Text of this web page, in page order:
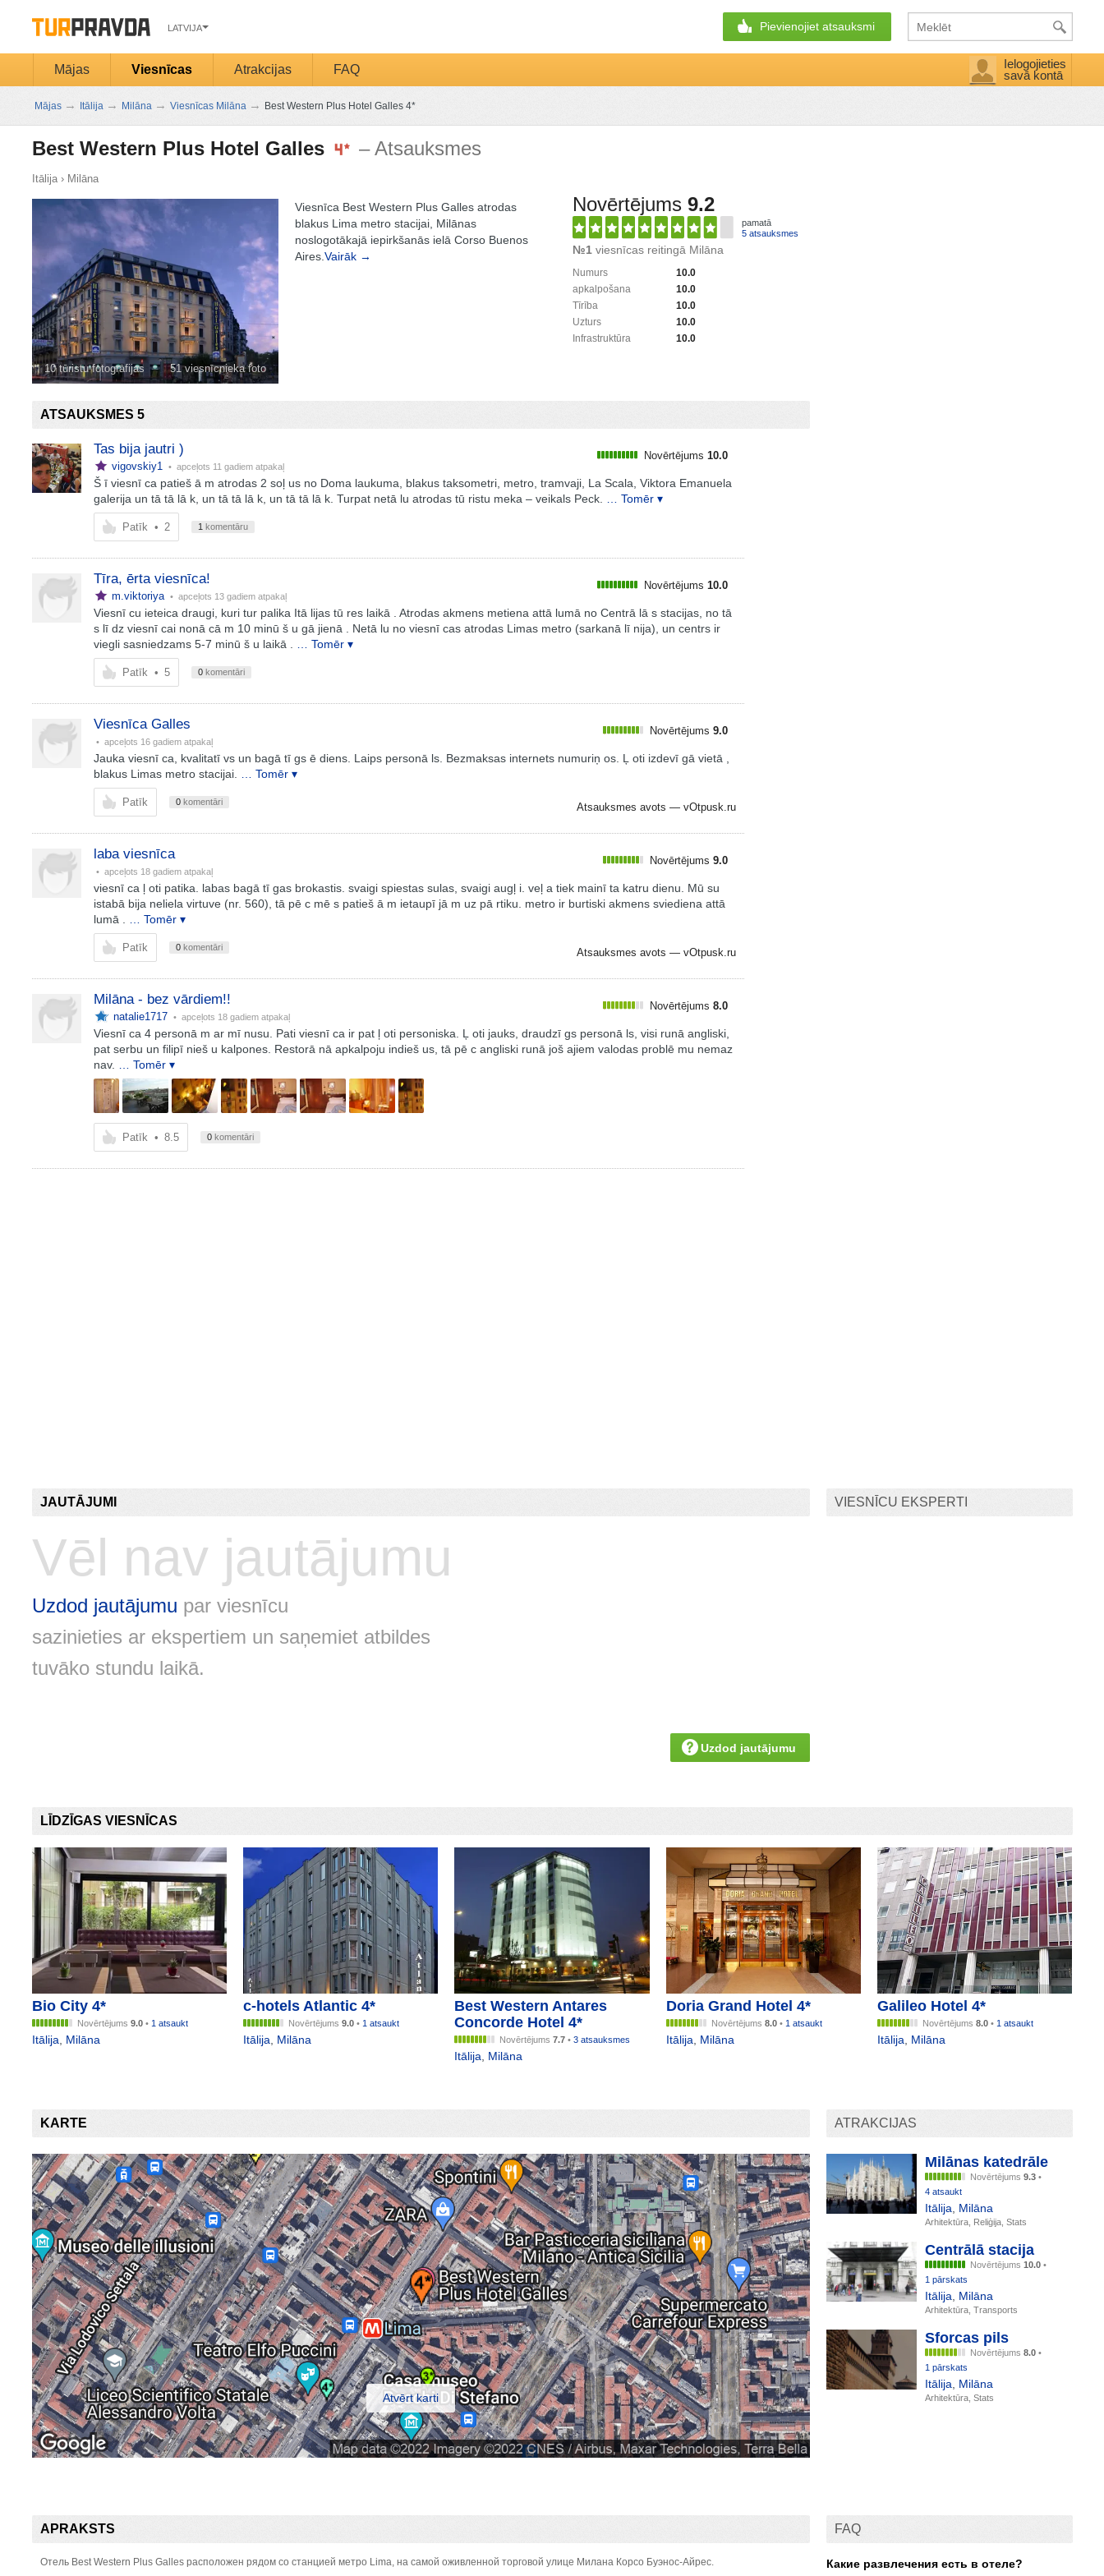
LATVIJA Pievienojiet atsauksmi
Mājas Viesnīcas Atrakcijas FAQ
Ielogojieties
savā kontā
Mājas → Itālija → Milāna → Viesnīcas Milāna → Best Western Plus Hotel Galles 4*
Best Western Plus Hotel Galles – Atsauksmes
Itālija› Milāna
10 tūristu fotogrāfijas 51 viesnīcnieka foto
Novērtējums 9.2
pamatā
5 atsauksmes
№1 viesnīcas reitingā Milāna
10.0
Numurs
10.0
apkalpošana
10.0
Tīrība
10.0
Uzturs
10.0
Infrastruktūra
Viesnīca Best Western Plus Galles atrodas
blakus Lima metro stacijai, Milānas
noslogotākajā iepirkšanās ielā Corso Buenos
Aires. Vairāk →
ATSAUKSMES 5
Tas bija jautri )
vigovskiy1 • apceļots 11 gadiem atpakaļ
Novērtējums 10.0
Š ī viesnī ca patieš ā m atrodas 2 soļ us no Doma laukuma, blakus taksometri, metro, tramvaji, La Scala, Viktora Emanuela
galerija un tā tā lā k, un tā tā lā k, un tā tā lā k. Turpat netā lu atrodas tū ristu meka – veikals Peck.
… Tomēr ▾
Patīk • 2 1 komentāru
Tīra, ērta viesnīca!
m.viktoriya • apceļots 13 gadiem atpakaļ
Novērtējums 10.0
Viesnī cu ieteica draugi, kuri tur palika Itā lijas tū res laikā . Atrodas akmens metiena attā lumā no Centrā lā s stacijas, no tā
s lī dz viesnī cai nonā cā m 10 minū š u gā jienā . Netā lu no viesnī cas atrodas Limas metro (sarkanā lī nija), un centrs ir
viegli sasniedzams 5-7 minū š u laikā .
… Tomēr ▾
Patīk • 5 0komentāri
Viesnīca Galles
• apceļots 16 gadiem atpakaļ
Novērtējums 9.0
Jauka viesnī ca, kvalitatī vs un bagā tī gs ē diens. Laips personā ls. Bezmaksas internets numuriņ os. Ļ oti izdevī gā vietā ,
blakus Limas metro stacijai.
… Tomēr ▾
Atsauksmes avots — vOtpusk.ru
Patīk 0komentāri
laba viesnīca
• apceļots 18 gadiem atpakaļ
Novērtējums 9.0
viesnī ca ļ oti patika. labas bagā tī gas brokastis. svaigi spiestas sulas, svaigi augļ i. veļ a tiek mainī ta katru dienu. Mū su
istabā bija neliela virtuve (nr. 560), tā pē c mē s patieš ā m ietaupī jā m uz pā rtiku. metro ir burtiski akmens sviediena attā
lumā .
… Tomēr ▾
Atsauksmes avots — vOtpusk.ru
Patīk 0komentāri
Milāna - bez vārdiem!!
natalie1717 • apceļots 18 gadiem atpakaļ
Novērtējums 8.0
Viesnī ca 4 personā m ar mī nusu. Pati viesnī ca ir pat ļ oti personiska. Ļ oti jauks, draudzī gs personā ls, visi runā angliski,
pat serbu un filipī nieš u kalpones. Restorā nā apkalpoju indieš us, tā pē c angliski runā još ajiem valodas problē mu nemaz
nav.
… Tomēr ▾
Patīk • 8.5 0komentāri
JAUTĀJUMI
Vēl nav jautājumu
Uzdod jautājumu par viesnīcu
sazinieties ar ekspertiem un saņemiet atbildes
tuvāko stundu laikā.
Uzdod jautājumu
VIESNĪCU EKSPERTI
LĪDZĪGAS VIESNĪCAS
Bio City 4*
Novērtējums 9.0• 1 atsaukt
Itālija Milāna
c-hotels Atlantic 4*
Novērtējums 9.0• 1 atsaukt
Itālija Milāna
Best Western Antares
Concorde Hotel 4*
Novērtējums7.7 •3 atsauksmes
Itālija Milāna
Doria Grand Hotel 4*
Novērtējums 8.0• 1 atsaukt
Itālija Milāna
Galileo Hotel 4*
Novērtējums8.0 • 1 atsaukt
Itālija Milāna
KARTE
Atvērt karti
ATRAKCIJAS
Milānas katedrāle
Novērtējums 9.3•
4 atsaukt
Itālija Milāna
Arhitektūra, Reliģija, Stats
Centrālā stacija
Novērtējums 10.0•
1 pārskats
Itālija Milāna
Arhitektūra, Transports
Sforcas pils
Novērtējums 8.0•
1 pārskats
Itālija Milāna
Arhitektūra, Stats
APRAKSTS
Отель Best Western Plus Galles расположен рядом со станцией метро Lima, на самой оживленной торговой улице Милана Корсо Буэнос-Айрес.
FAQ
Какие развлечения есть в отеле?